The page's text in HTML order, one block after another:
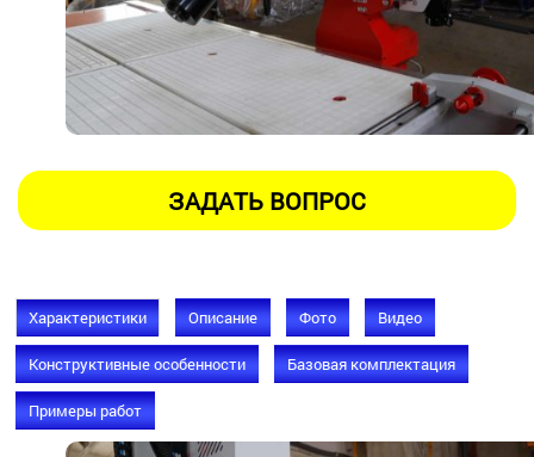
Характеристики Описание Фото Видео
Конструктивные особенности Базовая комплектация
Примеры работ